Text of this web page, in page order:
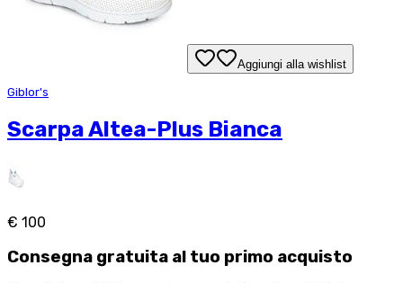
Aggiungi alla wishlist
Giblor's
Scarpa Altea-Plus Bianca
€ 100
Consegna gratuita al tuo primo acquisto